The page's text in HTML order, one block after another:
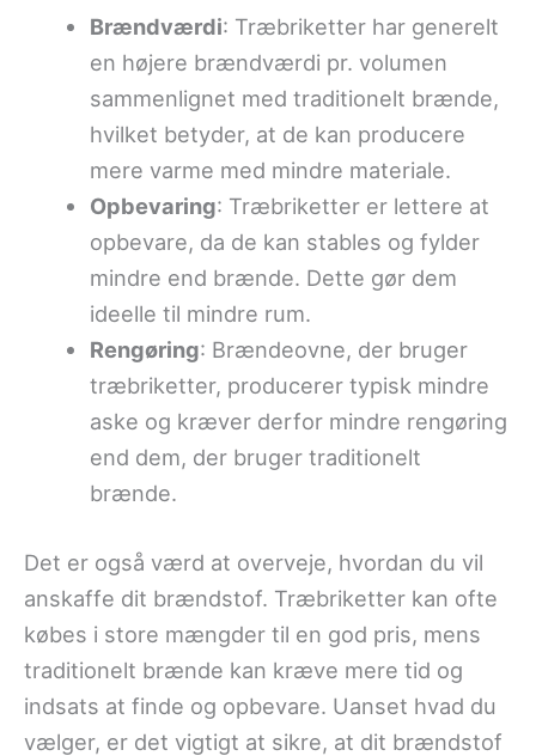
Brændværdi: Træbriketter har generelt
en højere brændværdi pr. volumen
sammenlignet med traditionelt brænde,
hvilket betyder, at de kan producere
mere varme med mindre materiale.
Opbevaring: Træbriketter er lettere at
opbevare, da de kan stables og fylder
mindre end brænde. Dette gør dem
ideelle til mindre rum.
Rengøring: Brændeovne, der bruger
træbriketter, producerer typisk mindre
aske og kræver derfor mindre rengøring
end dem, der bruger traditionelt
brænde.
Det er også værd at overveje, hvordan du vil
anskaffe dit brændstof. Træbriketter kan ofte
købes i store mængder til en god pris, mens
traditionelt brænde kan kræve mere tid og
indsats at finde og opbevare. Uanset hvad du
vælger, er det vigtigt at sikre, at dit brændstof